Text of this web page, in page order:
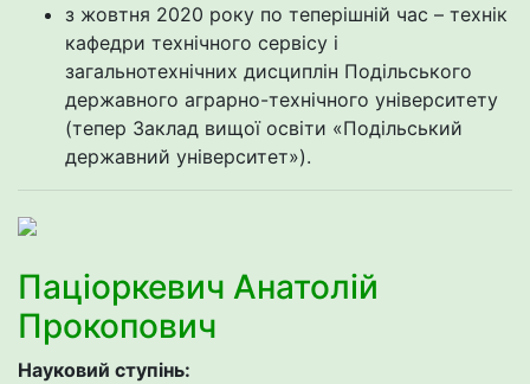
з жовтня 2020 року по теперішній час – технік
кафедри технічного сервісу і
загальнотехнічних дисциплін Подільського
державного аграрно-технічного університету
(тепер Заклад вищої освіти «Подільський
державний університет»).
Паціоркевич Анатолій
Прокопович
Науковий ступінь: